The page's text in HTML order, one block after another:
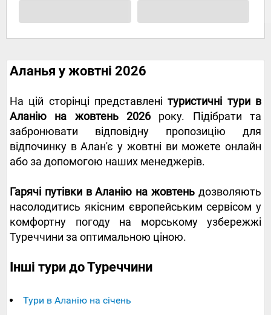
Аланья у жовтні 2026
На цій сторінці представленітуристичні тури в
Аланію на жовтень 2026 року. Підібрати та
забронювати відповідну пропозицію для
відпочинку в Алан'є у жовтні ви можете онлайн
або за допомогою наших менеджерів.
Гарячі путівки в Аланію на жовтень дозволяють
насолодитись якісним європейським сервісом у
комфортну погоду на морському узбережжі
Туреччини за оптимальною ціною.
Інші тури до Туреччини
Тури в Аланію на січень